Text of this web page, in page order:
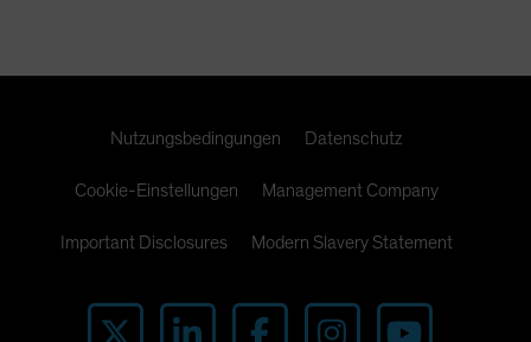
Nutzungsbedingungen Datenschutz
Cookie-Einstellungen Management Company
Important Disclosures Modern Slavery Statement